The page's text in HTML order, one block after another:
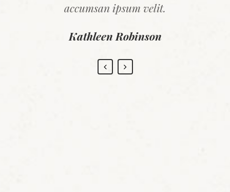
nec sagittis sem nibh id elit.
Christine Parker
accumsan ipsum velit.
Kathleen Robinson